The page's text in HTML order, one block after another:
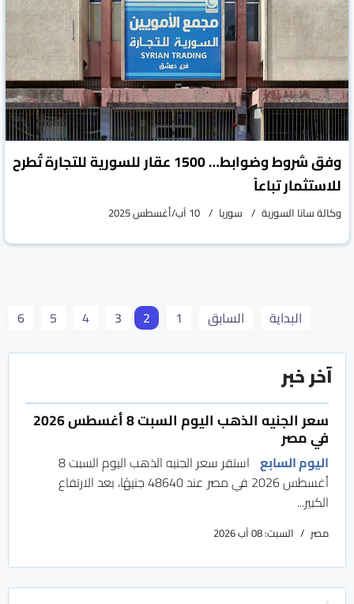
وفق شروط وضوابط… 1500 عقار للسورية للتجارة تُطرح
للاستثمار تباعاً
وكالة سانا السورية سوريا 10 آب/أغسطس 2025
البداية السابق 1
2
3
4
5
6
آخر خبر
سعر الجنيه الذهب اليوم السبت 8 أغسطس 2026
في مصر
اليوم السابع
استقر سعر الجنيه الذهب اليوم السبت 8
أغسطس 2026 في مصر عند 48640 جنيهًا، بعد الارتفاع
الكبير...
مصر السبت: 08 آب 2026